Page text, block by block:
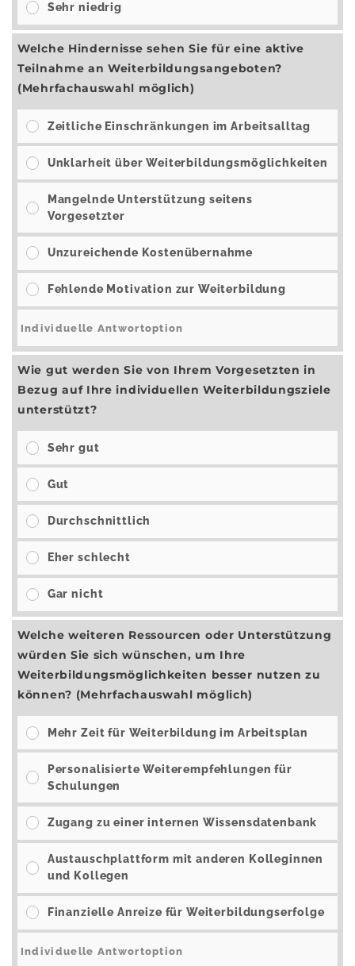
Sehr niedrig
Welche Hindernisse sehen Sie für eine aktive
Teilnahme an Weiterbildungsangeboten?
(Mehrfachauswahl möglich)
Zeitliche Einschränkungen im Arbeitsalltag
Unklarheit über Weiterbildungsmöglichkeiten
Mangelnde Unterstützung seitens
Vorgesetzter
Unzureichende Kostenübernahme
Fehlende Motivation zur Weiterbildung
Wie gut werden Sie von Ihrem Vorgesetzten in
Bezug auf Ihre individuellen Weiterbildungsziele
unterstützt?
Sehr gut
Gut
Durchschnittlich
Eher schlecht
Gar nicht
Welche weiteren Ressourcen oder Unterstützung
würden Sie sich wünschen, um Ihre
Weiterbildungsmöglichkeiten besser nutzen zu
können? (Mehrfachauswahl möglich)
Mehr Zeit für Weiterbildung im Arbeitsplan
Personalisierte Weiterempfehlungen für
Schulungen
Zugang zu einer internen Wissensdatenbank
Austauschplattform mit anderen Kolleginnen
und Kollegen
Finanzielle Anreize für Weiterbildungserfolge